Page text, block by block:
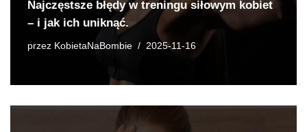
Najczęstsze błędy w treningu siłowym kobiet
– i jak ich uniknąć.
przez KobietaNaBombie 2025-11-16